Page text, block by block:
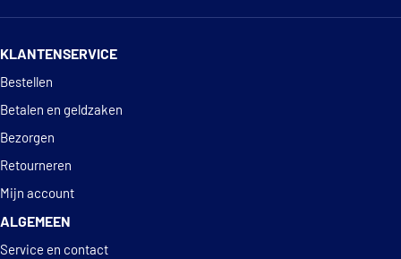
Sachs 997 666
Sachs 997 669
Suplex 10282
KLANTENSERVICE
Bestellen
Betalen en geldzaken
Bezorgen
Retourneren
Mijn account
ALGEMEEN
Service en contact